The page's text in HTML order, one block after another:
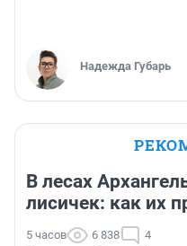
Надежда Губарь
В лесах
лисичек: как их
5 часов 6 838 4